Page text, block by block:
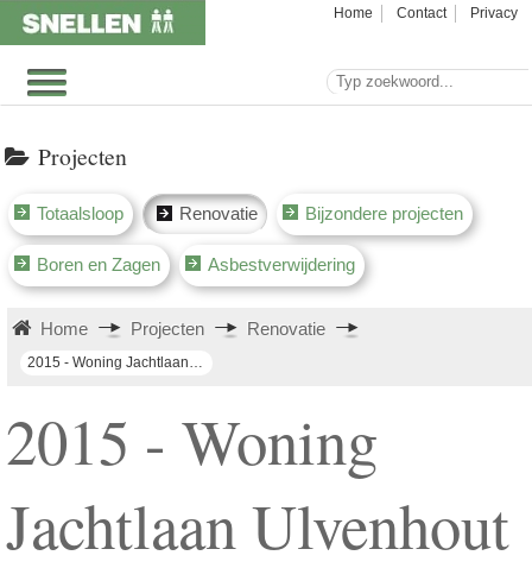
Home Contact Privacy
Projecten
Totaalsloop Renovatie Bijzondere projecten
Boren en Zagen Asbestverwijdering
Home Projecten Renovatie
2015 - Woning Jachtlaan Ulvenhout
2015 - Woning
Jachtlaan Ulvenhout